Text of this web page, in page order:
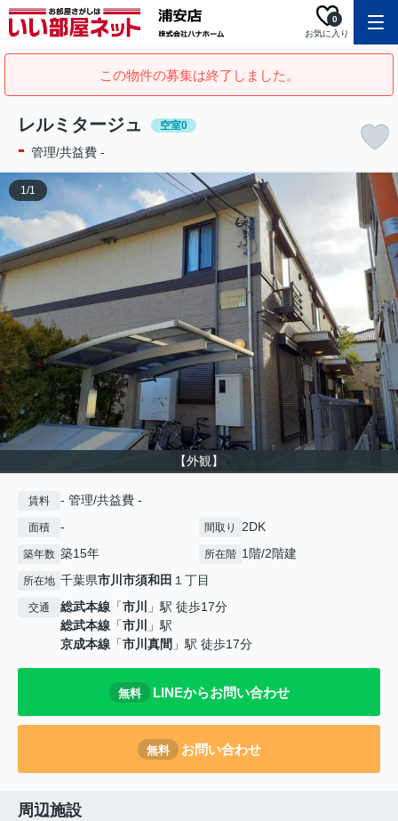
お気に入り
0
この物件の募集は終了しました。
レルミタージュ 空室0
- 管理/共益費 -
【外観】
1/1
賃料 - 管理/共益費 -
面積 - 間取り 2DK
築年数 築15年 所在階 1階/2階建
所在地 千葉県市川市須和田 １丁目
交通 総武本線 「市川
」駅 徒歩17分
総武本線 「市川
」駅
京成本線 「市川真間 」駅 徒歩17分
無料 LINEからお問い合わせ
無料 お問い合わせ
周辺施設